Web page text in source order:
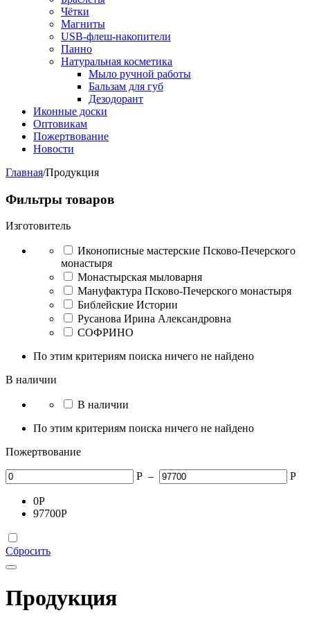
Чётки
Магниты
USB-флеш-накопители
Панно
Натуральная косметика
Мыло ручной работы
Бальзам для губ
Дезодорант
Иконные доски
Оптовикам
Пожертвование
Новости
Главная/Продукция
Фильтры товаров
Изготовитель
Иконописные мастерские Псково-Печерского
монастыря
Монастырская мыловарня
Мануфактура Псково-Печерского монастыря
Библейские Истории
Русанова Ирина Александровна
СОФРИНО
По этим критериям поиска ничего не найдено
В наличии
В наличии
По этим критериям поиска ничего не найдено
Пожертвование
Р – Р
0Р
97700Р
Сбросить
Продукция